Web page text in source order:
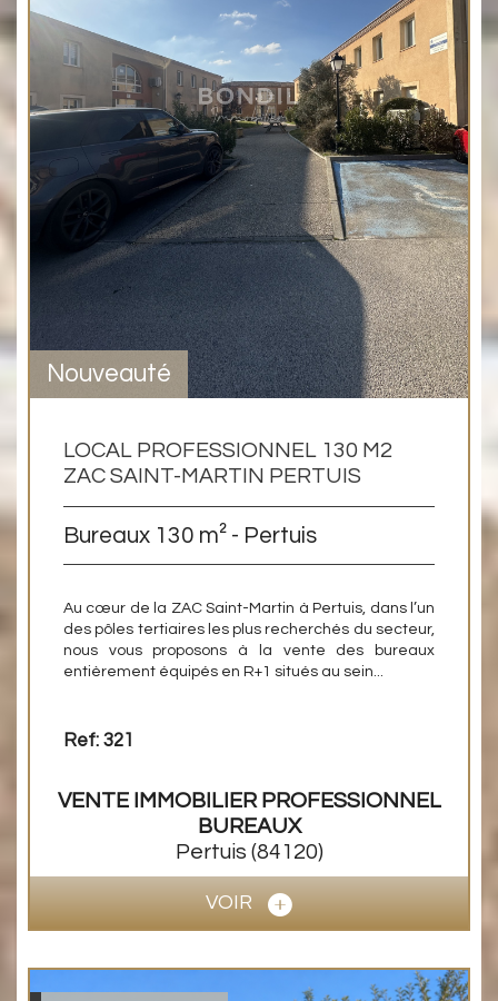
Nouveauté
LOCAL PROFESSIONNEL 130 M2
ZAC SAINT-MARTIN PERTUIS
Bureaux 130 m² - Pertuis
Au cœur de la ZAC Saint-Martin à Pertuis, dans l’un
des pôles tertiaires les plus recherchés du secteur,
nous vous proposons à la vente des bureaux
entièrement équipés en R+1 situés au sein...
Ref: 321
VENTE IMMOBILIER PROFESSIONNEL
BUREAUX
Pertuis (84120)
VOIR